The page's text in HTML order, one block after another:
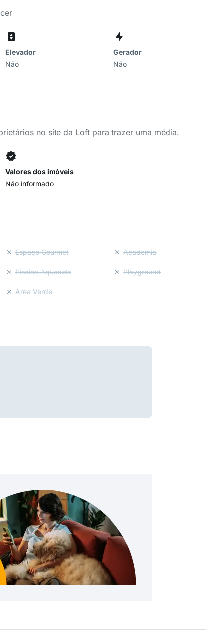
Elevador
Não
Gerador
Não
no site da Loft para trazer uma média.
Valores dos imóveis
Não informado
Espaço Gourmet Academia
Piscina Aquecida Playground
Área Verde